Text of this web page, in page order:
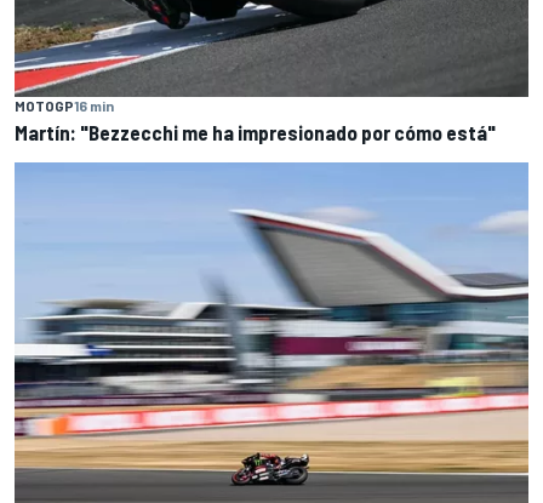
MOTOGP16 min
Martín: "Bezzecchi me ha impresionado por cómo está"